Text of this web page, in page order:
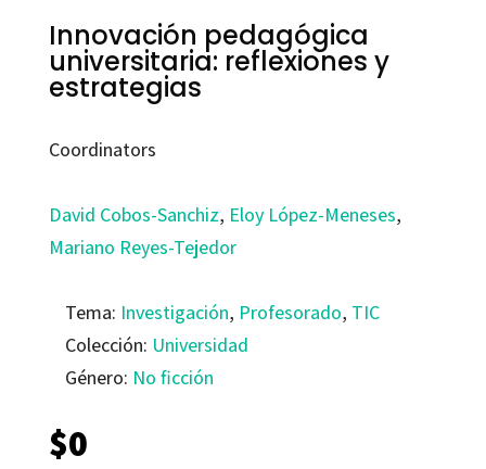
Innovación pedagógica
universitaria: reflexiones y
estrategias
Coordinators
David Cobos-Sanchiz, Eloy López-Meneses,
Mariano Reyes-Tejedor
Tema: Investigación, Profesorado, TIC
Colección: Universidad
Género: No ficción
$0